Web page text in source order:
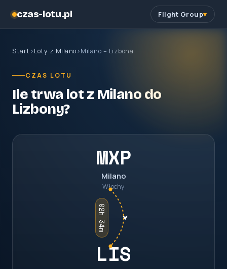
czas-lotu.pl Flight Group
Start ›Loty z Milano›Milano – Lizbona
CZAS LOTU
Ile trwa lot z Milano do
Lizbony?
MXP
Milano
Włochy
02h 34m
LIS